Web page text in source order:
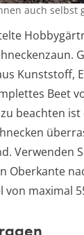
auch selbst
Kunststoff,
Beet
beachten
Verwenden
Oberkante
maximal